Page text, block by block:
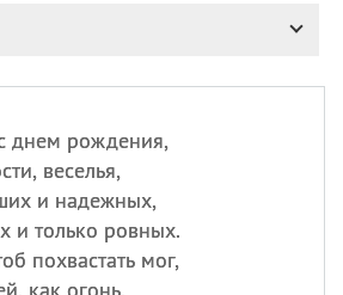
днем рождения,
веселья,
и надежных,
и только ровных.
похвастать мог,
великомученика
покровителя всех
врачей и целителя
больных
09.08
День книголюбов (Book